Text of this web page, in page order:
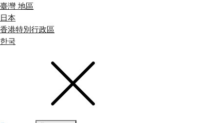
臺灣 地區
日本
香港特別行政區
한국